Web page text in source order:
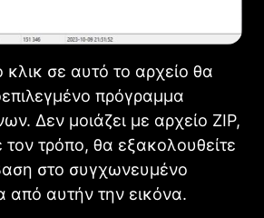
κλικ σε αυτό το αρχείο θα
πρόγραμμα
Δεν μοιάζει με αρχείο ZIP,
τρόπο, θα εξακολουθείτε
στο συγχωνευμένο
από αυτήν την εικόνα.